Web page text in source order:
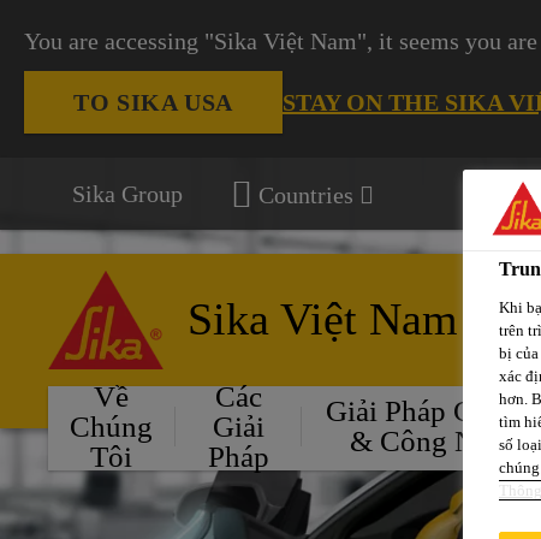
You are accessing "Sika Việt Nam", it seems you
TO SIKA USA STAY ON THE SIKA
Sika Group Countries
Sika Việt Nam
Về
Chúng
Tôi
Các
Giải
Pháp
Giải Pháp Cho
& Công Nghiệp
Khi
trên
bị
xác
hơn.
tìm
số